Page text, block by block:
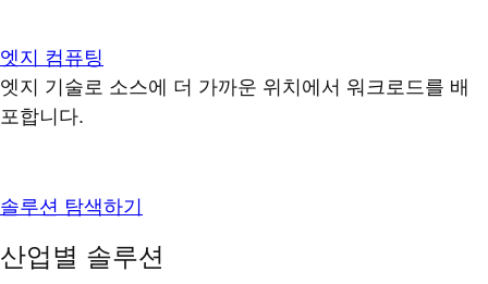
엣지 컴퓨팅
엣지 기술로 소스에 더 가까운 위치에서 워크로드를 배
포합니다.
솔루션 탐색하기
산업별 솔루션